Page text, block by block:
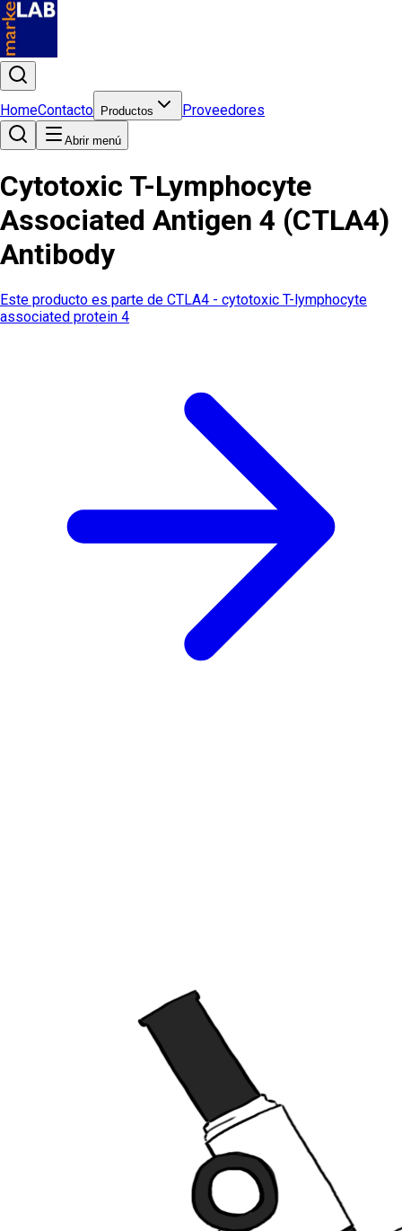
HomeContacto Productos Proveedores
Abrir menú
Cytotoxic T-Lymphocyte
Associated Antigen 4 (CTLA4)
Antibody
Este producto es parte de CTLA4 - cytotoxic T-lymphocyte
associated protein 4